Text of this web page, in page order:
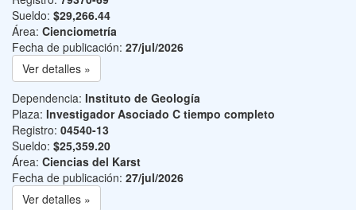
Sueldo: $29,266.44
Área: Cienciometría
Fecha de publicación: 27/jul/2026
Ver detalles »
Dependencia: Instituto de Geología
Plaza: Investigador Asociado C tiempo completo
Registro: 04540-13
Sueldo: $25,359.20
Área: Ciencias del Karst
Fecha de publicación: 27/jul/2026
Ver detalles »